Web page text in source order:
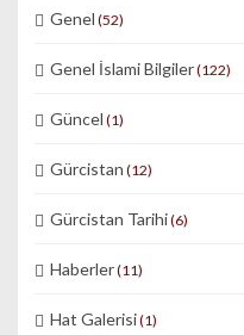
Genel (52)
Genel İslami Bilgiler(122)
Güncel (1)
Gürcistan (12)
Gürcistan Tarihi(6)
Haberler(11)
Hat Galerisi(1)